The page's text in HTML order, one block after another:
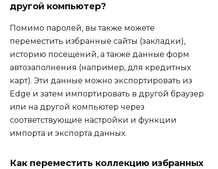
другой компьютер?
Помимо паролей, вы также можете
переместить избранные сайты (закладки),
историю посещений, а также данные форм
автозаполнения (например, для кредитных
карт). Эти данные можно экспортировать из
Edge и затем импортировать в другой браузер
или на другой компьютер через
соответствующие настройки и функции
импорта и экспорта данных.
Как переместить коллекцию избранных